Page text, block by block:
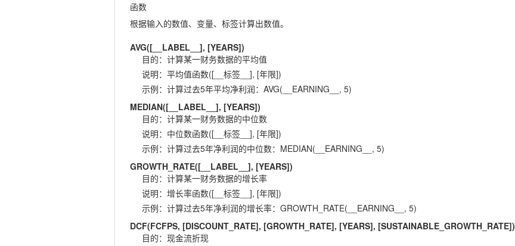
函数
根据输入的数值、变量、标签计算出数值。
AVG([__LABEL__], [YEARS])
目的： 计算某一财务数据的平均值
说明： 平均值函数([__标签__], [年限])
示例： 计算过去5年平均净利润：AVG(__EARNING__, 5)
MEDIAN([__LABEL__], [YEARS])
目的： 计算某一财务数据的中位数
说明： 中位数函数([__标签__], [年限])
示例： 计算过去5年净利润的中位数：MEDIAN(__EARNING__, 5)
GROWTH_RATE([__LABEL__], [YEARS])
目的： 计算某一财务数据的增长率
说明： 增长率函数([__标签__], [年限])
示例： 计算过去5年净利润的增长率：GROWTH_RATE(__EARNING__, 5)
DCF(FCFPS, [DISCOUNT_RATE], [GROWTH_RATE], [YEARS], [SUSTAINABLE_GROWTH_RATE])
目的： 现金流折现